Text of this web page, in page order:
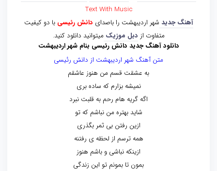
Text With Music
آهنگ جدید شهر اردیبهشت را باصدای دانش رئیسی با دو کیفیت
متفاوت از دبل موزیکمیتوانید دانلود کنید.
دانلود آهنگ جدید دانش رئیسی بنام شهر اردیبهشت
متن آهنگ شهر اردیبهشت از دانش رئیسی
به عشقت قسم من هنوز عاشقم
نمیشه بزارم که ساده بری
اگه گریه هام رحم به قلبت نبرد
شاید بهتره من نباشم که تو
ازین رفتن بی ثمر بگذری
همه ترسم از لحظه ی رفتنه
ازینکه نباشی و باشم هنوز
بمون تا بمونم تو این زندگی